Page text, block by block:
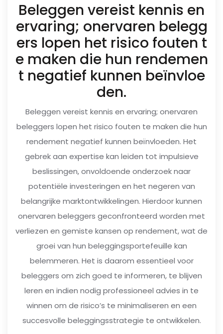
Beleggen vereist kennis en
ervaring; onervaren belegg
ers lopen het risico fouten t
e maken die hun rendemen
t negatief kunnen beïnvloe
den.
Beleggen vereist kennis en ervaring; onervaren
beleggers lopen het risico fouten te maken die hun
rendement negatief kunnen beïnvloeden. Het
gebrek aan expertise kan leiden tot impulsieve
beslissingen, onvoldoende onderzoek naar
potentiële investeringen en het negeren van
belangrijke marktontwikkelingen. Hierdoor kunnen
onervaren beleggers geconfronteerd worden met
verliezen en gemiste kansen op rendement, wat de
groei van hun beleggingsportefeuille kan
belemmeren. Het is daarom essentieel voor
beleggers om zich goed te informeren, te blijven
leren en indien nodig professioneel advies in te
winnen om de risico’s te minimaliseren en een
succesvolle beleggingsstrategie te ontwikkelen.